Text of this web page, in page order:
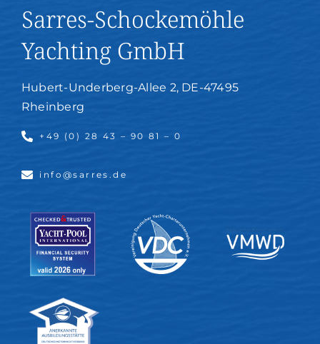
Sarres-Schockemöhle
Yachting GmbH
Hubert-Underberg-Allee 2, DE-47495
Rheinberg
+49 (0) 28 43 – 90 81 – 0
info@sarres.de